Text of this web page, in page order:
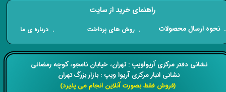
​​نشانی دفتر مرکزی آریواویپ : تهران، خیابان نامجو،کوچه رمضانی
نشانی انبار مرکزی آریوا ویپ : بازار بزرگ تهران
(فروش فقط بصورت آنلاین انجام می پذیرد)
راهنمای خرید از سایت
​. نحوه ارسال محصولات . روش های پرداخت . درباره ی ما